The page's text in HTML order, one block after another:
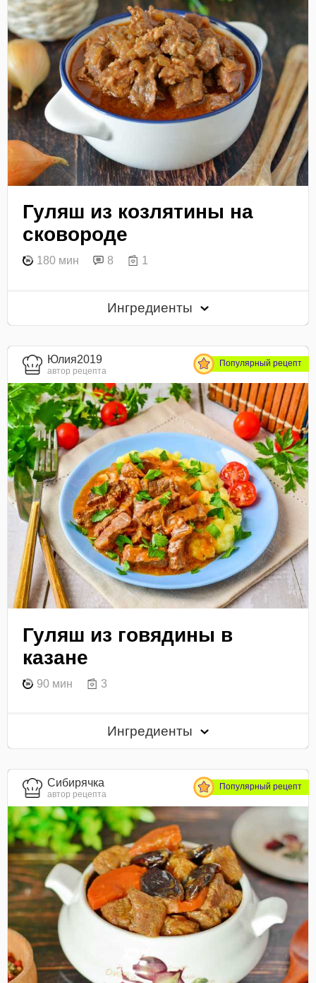
Гуляш из козлятины на
сковороде
180 мин 8 1
Ингредиенты
Юлия2019
автор рецепта
Популярный рецепт
Гуляш из говядины в
казане
90 мин 3
Ингредиенты
Сибирячка
автор рецепта
Популярный рецепт